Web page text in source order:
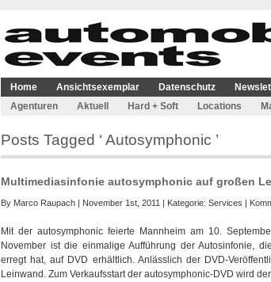
Home Ansichtsexemplar Datenschutz
Agenturen
Aktuell Hard + Soft Locations
Posts Tagged ‘ Autosymphonic ’
Multimediasinfonie autosymphonic auf großen
By Marco Raupach | November 1st, 2011 | Kategorie: Services |
Mit der autosymphonic feierte Mannheim am 10.
November ist die einmalige Aufführung der Autosinfonie,
erregt hat, auf DVD erhältlich. Anlässlich der DVD-
Leinwand. Zum Verkaufsstart der autosymphonic-DVD wird